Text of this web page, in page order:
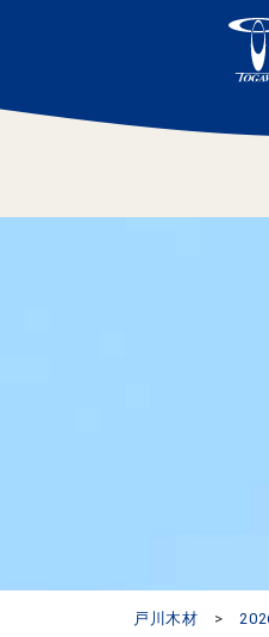
戸川木材 >